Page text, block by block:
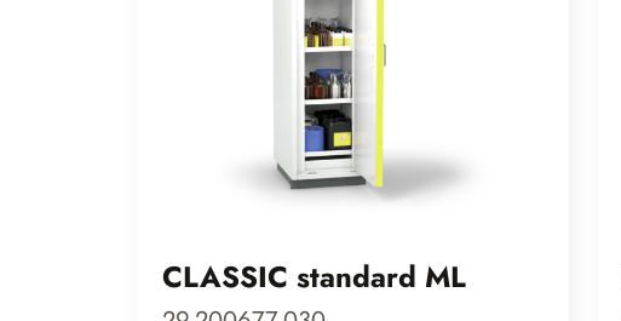
CLASSIC standard ML